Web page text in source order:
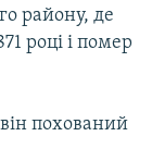
району, де
році і помер
похований